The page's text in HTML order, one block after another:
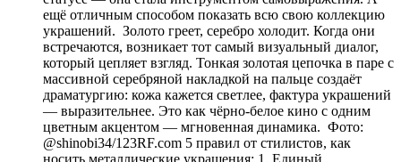
ещё отличным способом показать всю свою коллекцию
украшений. Золото греет, серебро холодит. Когда они
встречаются, возникает тот самый визуальный диалог,
который цепляет взгляд. Тонкая золотая цепочка в паре с
массивной серебряной накладкой на пальце создаёт
драматургию: кожа кажется светлее, фактура украшений
— выразительнее. Это как чёрно-белое кино с одним
цветным акцентом — мгновенная динамика. Фото:
@shinobi34/123RF.com 5 правил от стилистов, как
носить металлические украшения: 1. Единый